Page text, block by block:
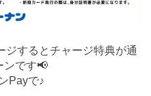
ジするとチャージ特典が通
ンです📢
Payで♪